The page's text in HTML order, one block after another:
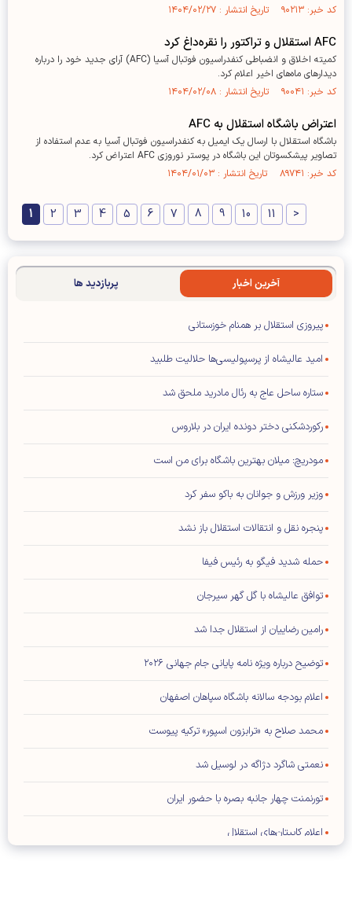
کد خبر: ۹۰۲۱۳ تاریخ انتشار : ۱۴۰۴/۰۲/۲۷
AFC استقلال و تراکتور را نقره‌داغ کرد
کمیته اخلاق و انضباطی کنفدراسیون فوتبال آسیا (AFC) آرای جدید خود را درباره
دیدار‌های ماه‌های اخیر اعلام کرد.
کد خبر: ۹۰۰۴۱ تاریخ انتشار : ۱۴۰۴/۰۲/۰۸
اعتراض باشگاه استقلال به AFC
باشگاه استقلال با ارسال یک ایمیل به کنفدراسیون فوتبال آسیا به عدم استفاده از
تصاویر پیشکسوتان این باشگاه در پوستر نوروزی AFC اعتراض کرد.
کد خبر: ۸۹۷۴۱ تاریخ انتشار : ۱۴۰۴/۰۱/۰۳
1 2 3 4 5 6 7 8 9 10 11 >
آخرین اخبار پربازدید ها
پیروزی استقلال بر همنام خوزستانی
امید عالیشاه از پرسپولیسی‌ها حلالیت طلبید
ستاره ساحل عاج به رئال مادرید ملحق شد
رکوردشکنی دختر دونده ایران در بلاروس
مودریچ: میلان بهترین باشگاه برای من است
وزیر ورزش و جوانان به باکو سفر کرد
پنجره نقل و انتقالات استقلال باز نشد
حمله شدید فیگو به رئیس فیفا
توافق عالیشاه با گل گهر سیرجان
رامین رضاییان از استقلال جدا شد
توضیح درباره ویژه نامه پایانی جام جهانی ۲۰۲۶
اعلام بودجه سالانه باشگاه سپاهان اصفهان
محمد صلاح به «ترابزون اسپور» ترکیه پیوست
نعمتی شاگرد دژاگه در لوسیل شد
تورنمنت چهار جانبه بصره با حضور ایران
اعلام کاپیتان‌های استقلال